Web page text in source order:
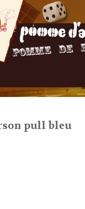
pull bleu